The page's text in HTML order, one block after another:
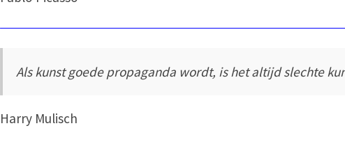
Als kunst goede propaganda wordt, is het altijd slechte
Harry Mulisch